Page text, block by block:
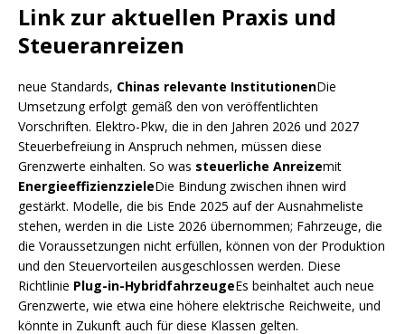
Link zur aktuellen Praxis und
Steueranreizen
neue Standards, Chinas relevante InstitutionenDie
Umsetzung erfolgt gemäß den von veröffentlichten
Vorschriften. Elektro-Pkw, die in den Jahren 2026 und 2027
Steuerbefreiung in Anspruch nehmen, müssen diese
Grenzwerte einhalten. So was steuerliche Anreizemit
EnergieeffizienzzieleDie Bindung zwischen ihnen wird
gestärkt. Modelle, die bis Ende 2025 auf der Ausnahmeliste
stehen, werden in die Liste 2026 übernommen; Fahrzeuge, die
die Voraussetzungen nicht erfüllen, können von der Produktion
und den Steuervorteilen ausgeschlossen werden. Diese
Richtlinie Plug-in-HybridfahrzeugeEs beinhaltet auch neue
Grenzwerte, wie etwa eine höhere elektrische Reichweite, und
könnte in Zukunft auch für diese Klassen gelten.